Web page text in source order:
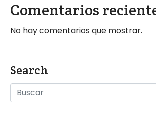
Comentarios
No hay comentarios que mostrar.
Search